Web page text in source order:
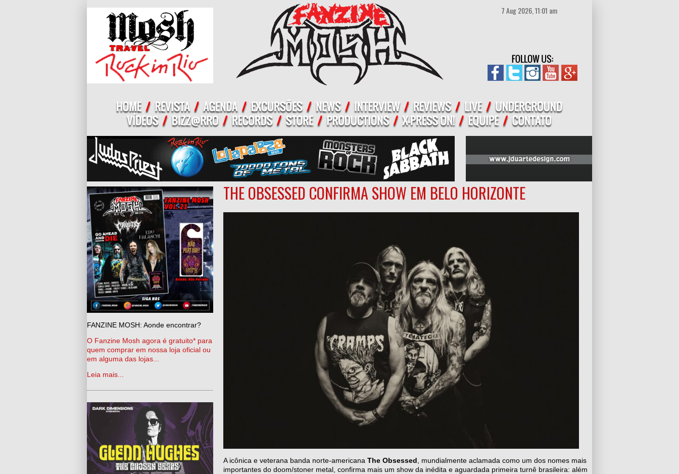
7 Aug 2026, 11:01 am
FANZINE MOSH: Aonde encontrar?
O Fanzine Mosh agora é gratuito* para
quem comprar em nossa loja oficial ou
em alguma das lojas...
Leia mais...
THE OBSESSED CONFIRMA SHOW EM BELO HORIZONTE
A icônica e veterana banda norte-americana The Obsessed , mundialmente aclamada como um dos nomes mais
importantes do doom/stoner metal, confirma mais um show da inédita e aguardada primeira turnê brasileira: além